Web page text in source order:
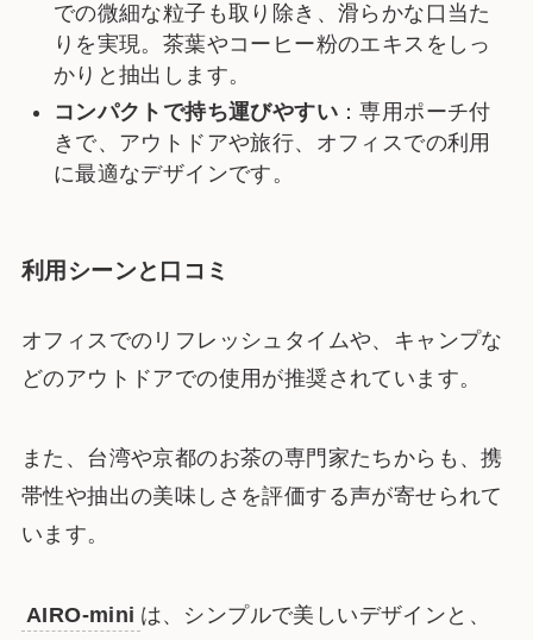
での微細な粒子も取り除き、滑らかな口当た
りを実現。茶葉やコーヒー粉のエキスをしっ
かりと抽出します。
コンパクトで持ち運びやすい ：専用ポーチ付
きで、アウトドアや旅行、オフィスでの利用
に最適なデザインです。
利用シーンと口コミ
オフィスでのリフレッシュタイムや、キャンプな
どのアウトドアでの使用が推奨されています。
また、台湾や京都のお茶の専門家たちからも、携
帯性や抽出の美味しさを評価する声が寄せられて
います​。
AIRO-mini は、シンプルで美しいデザインと、